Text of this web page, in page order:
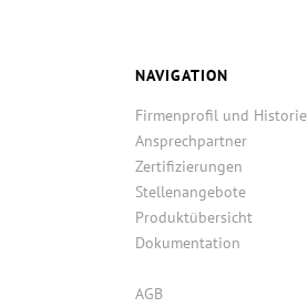
NAVIGATION
Firmenprofil und Historie
Ansprechpartner
Zertifizierungen
Stellenangebote
Produktübersicht
Dokumentation
AGB